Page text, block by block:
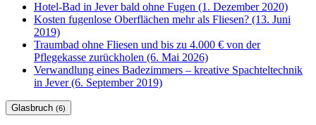
Hotel-Bad in Jever bald ohne Fugen (1. Dezember 2020)
Kosten fugenlose Oberflächen mehr als Fliesen? (13. Juni
2019)
Traumbad ohne Fliesen und bis zu 4.000 € von der
Pflegekasse zurückholen (6. Mai 2026)
Verwandlung eines Badezimmers – kreative Spachteltechnik
in Jever (6. September 2019)
Glasbruch (6)